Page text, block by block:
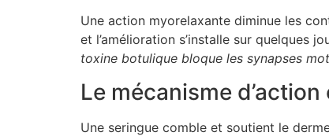
Une action myorelaxante diminue les
et l’amélioration s’installe sur quelques
toxine botulique bloque les synapses
Le mécanisme
Une seringue comble et soutient le